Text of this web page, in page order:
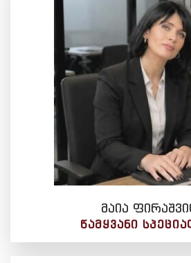
მაია
ᲬᲐᲛᲧᲕᲐᲜᲘ